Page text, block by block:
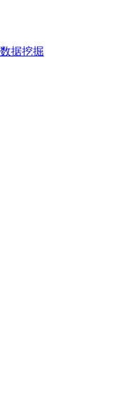
据挖掘